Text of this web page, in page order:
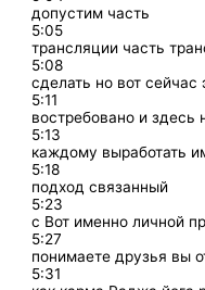
допустим часть
5:05
трансляции часть
5:08
сделать но вот сейчас
5:11
востребовано и здесь
5:13
каждому выработать
5:18
подход связанный
5:23
с Вот именно личной
5:27
понимаете друзья вы
5:31